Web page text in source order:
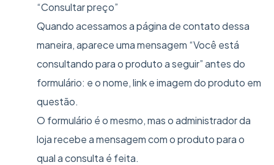
“Consultar preço”
Quando acessamos a página de contato dessa
maneira, aparece uma mensagem “Você está
consultando para o produto a seguir” antes do
formulário: e o nome, link e imagem do produto em
questão.
O formulário é o mesmo, mas o administrador da
loja recebe a mensagem com o produto para o
qual a consulta é feita.